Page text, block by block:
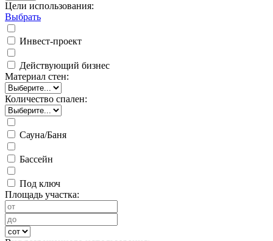
Цели использования:
Выбрать
Инвест-проект
Действующий бизнес
Материал стен:
Количество спален:
Сауна/Баня
Бассейн
Под ключ
Площадь участка: